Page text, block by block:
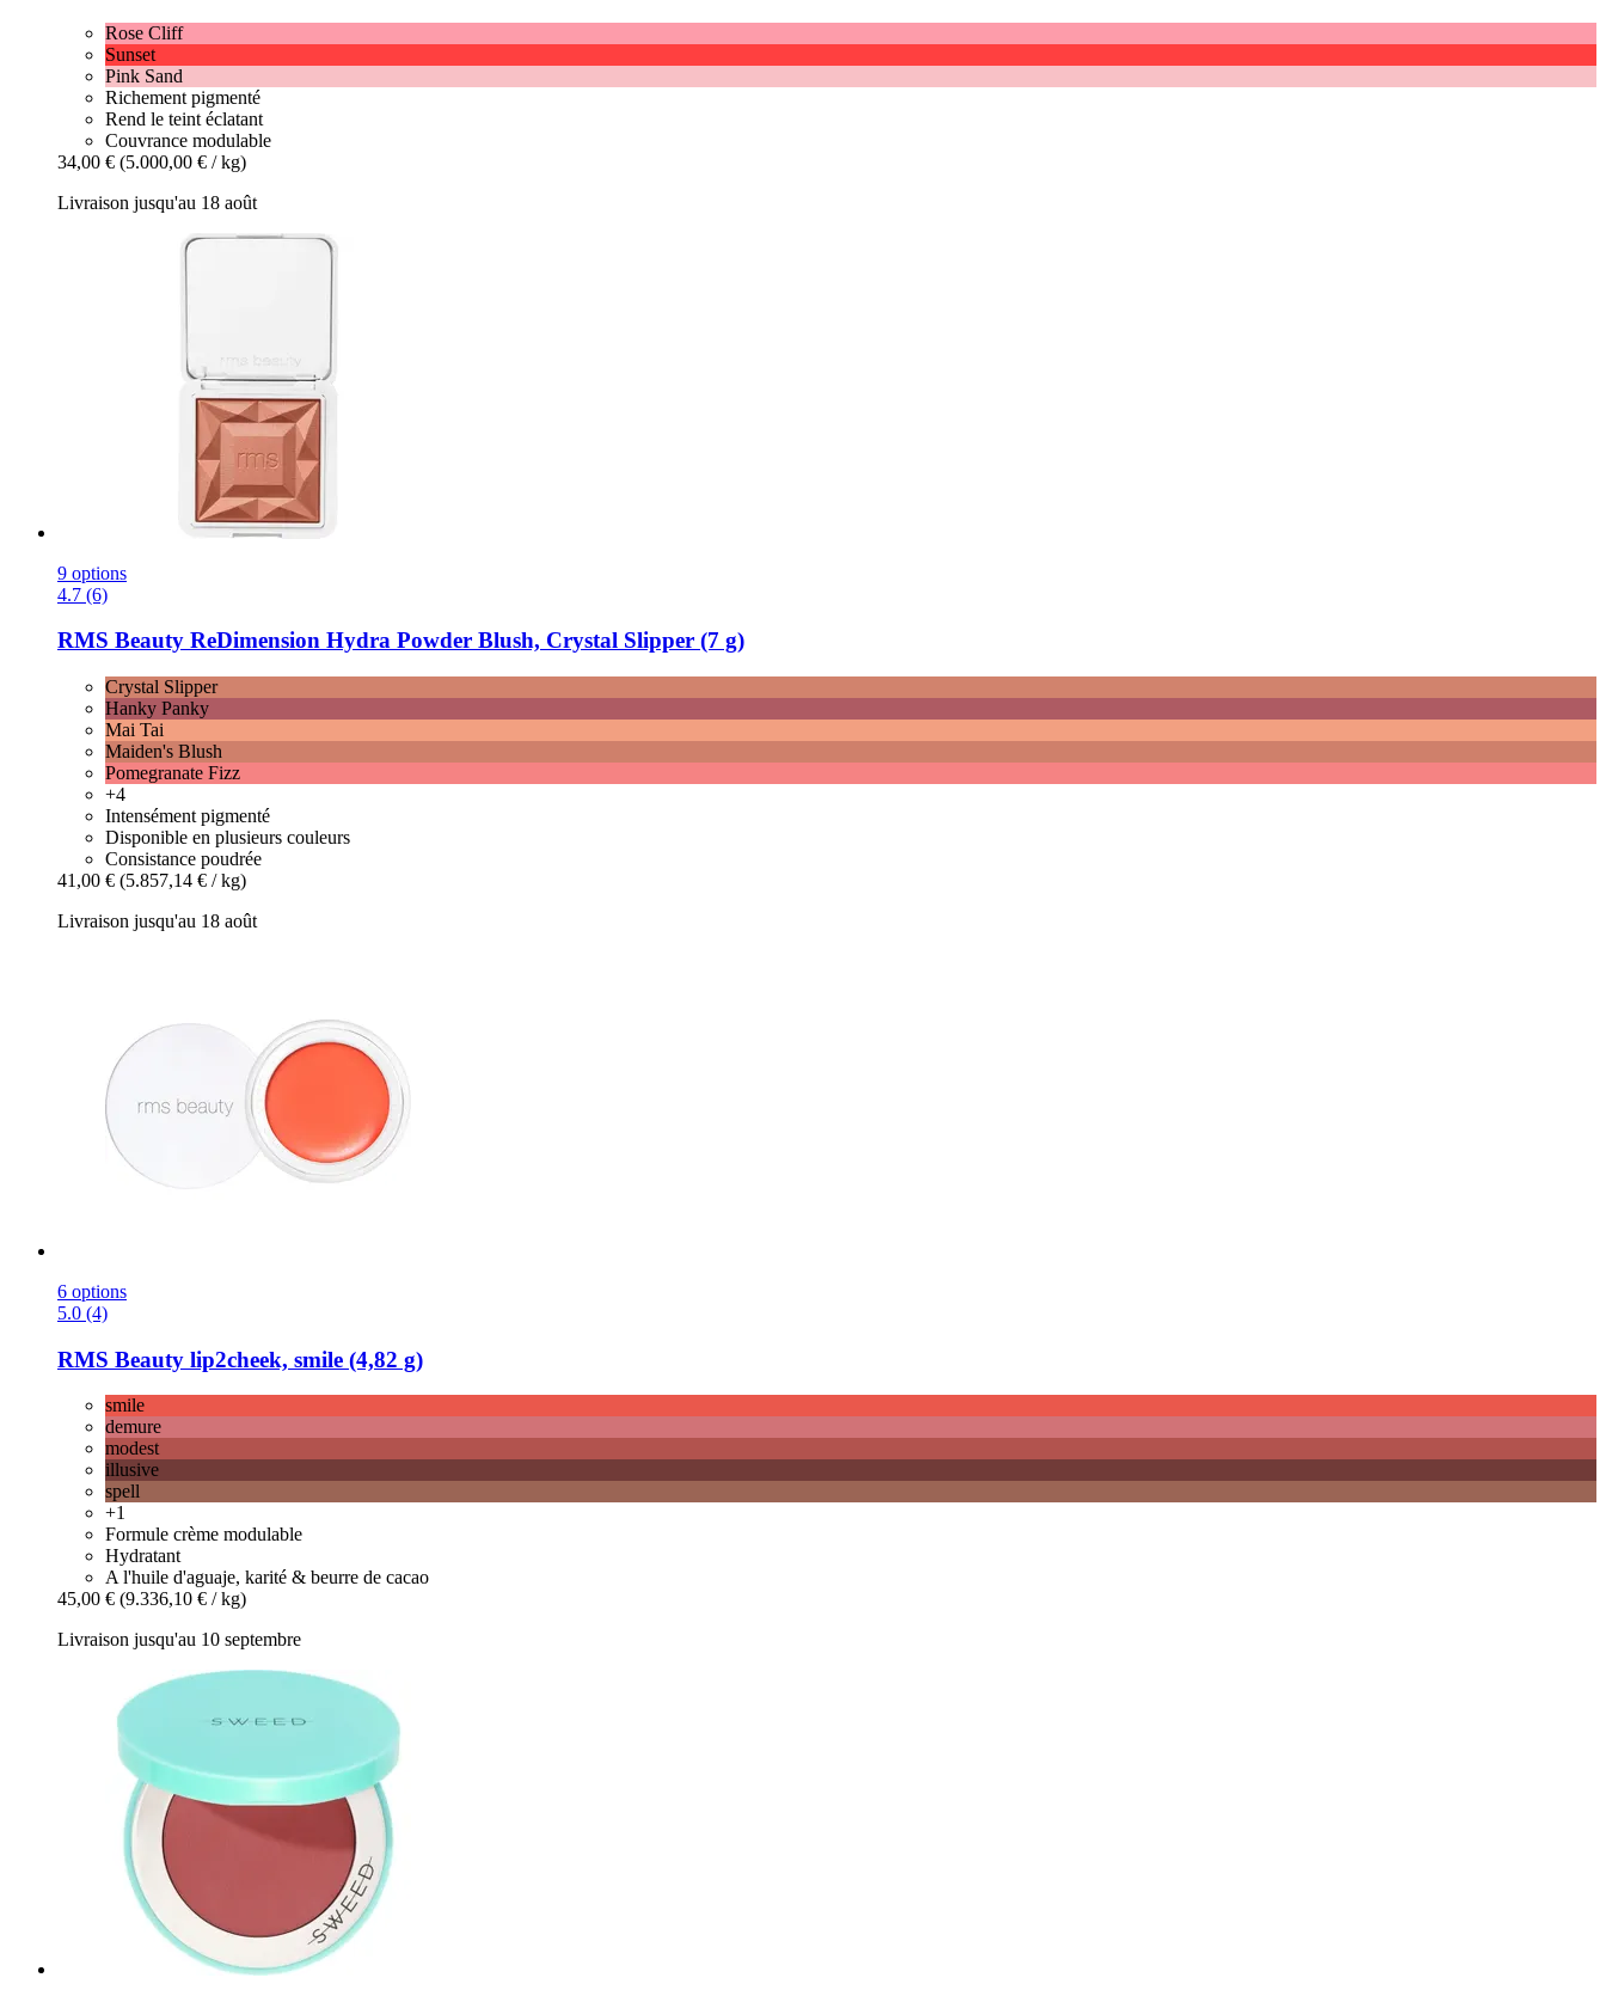
Rose Cliff
Sunset
Pink Sand
Richement pigmenté
Rend le teint éclatant
Couvrance modulable
34,00 € (5.000,00 € / kg)
Livraison jusqu'au 18 août
9 options
4.7 (6)
RMS Beauty ReDimension Hydra Powder Blush, Crystal Slipper (7 g)
Crystal Slipper
Hanky Panky
Mai Tai
Maiden's Blush
Pomegranate Fizz
+4
Intensément pigmenté
Disponible en plusieurs couleurs
Consistance poudrée
41,00 € (5.857,14 € / kg)
Livraison jusqu'au 18 août
6 options
5.0 (4)
RMS Beauty lip2cheek, smile (4,82 g)
smile
demure
modest
illusive
spell
+1
Formule crème modulable
Hydratant
A l'huile d'aguaje, karité & beurre de cacao
45,00 € (9.336,10 € / kg)
Livraison jusqu'au 10 septembre